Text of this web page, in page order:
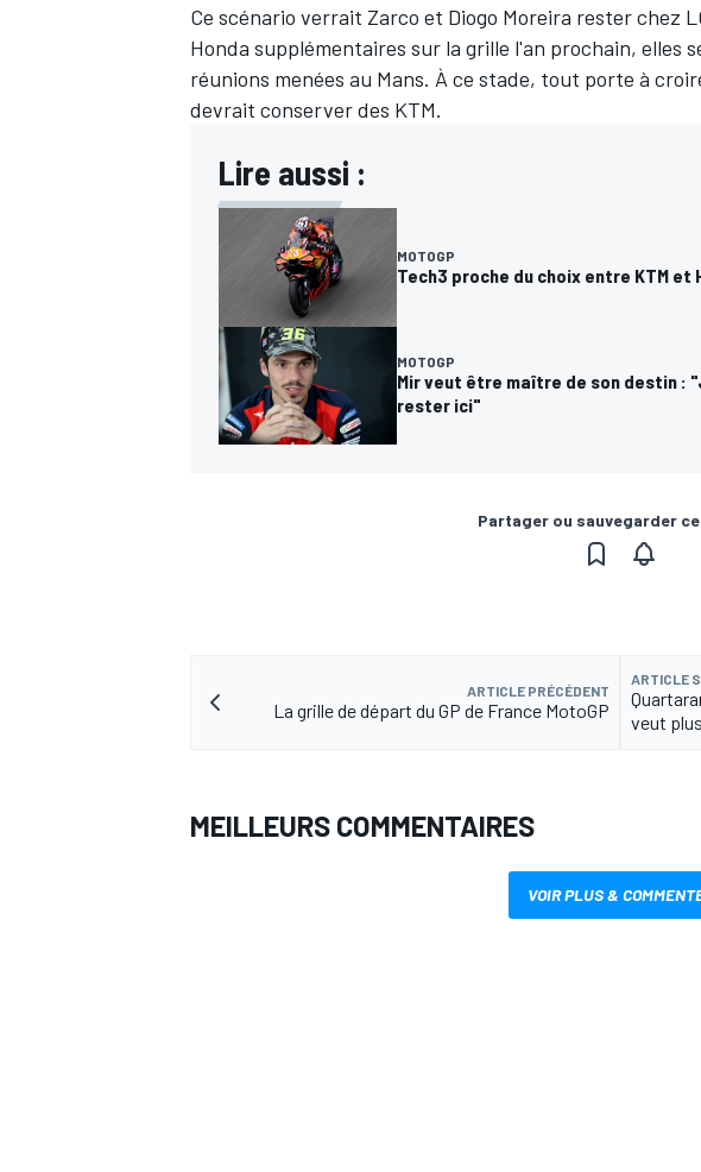
Ce scénario verrait Zarco et Diogo Moreira rester chez
Honda supplémentaires sur la grille l'an prochain, elles
réunions menées au Mans. À ce stade, tout porte à
devrait conserver des KTM.
Lire aussi :
MOTOGP
Tech3 proche du choix entre KTM
MOTOGP
Mir veut être maître de son destin :
rester ici"
Partager ou sauvegarder
ARTICLE PRÉCÉDENT
La grille de départ du GP de France MotoGP
ARTICLE
veut
MEILLEURS COMMENTAIRES
VOIR PLUS &